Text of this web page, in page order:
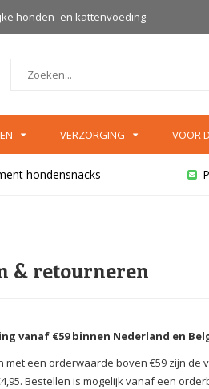
honden- en kattenvoeding
VERZORGING VOOR
hondensnacks
& retourneren
vanaf €59 binnen Nederland en
met een orderwaarde boven €59 zijn
Bestellen is mogelijk vanaf een